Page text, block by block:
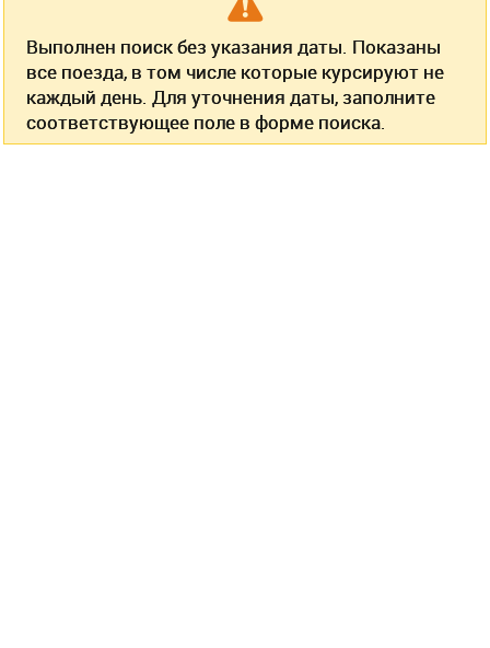
Выполнен поиск без указания даты. Показаны
все поезда, в том числе которые курсируют не
каждый день. Для уточнения даты, заполните
соответствующее поле в форме поиска.